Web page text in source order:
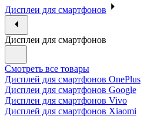
Дисплеи для смартфонов
Дисплеи для смартфонов
Смотреть все товары
Дисплей для смартфонов OnePlus
Дисплеи для смартфонов Google
Дисплеи для смартфонов Vivo
Дисплей для смартфонов Xiaomi